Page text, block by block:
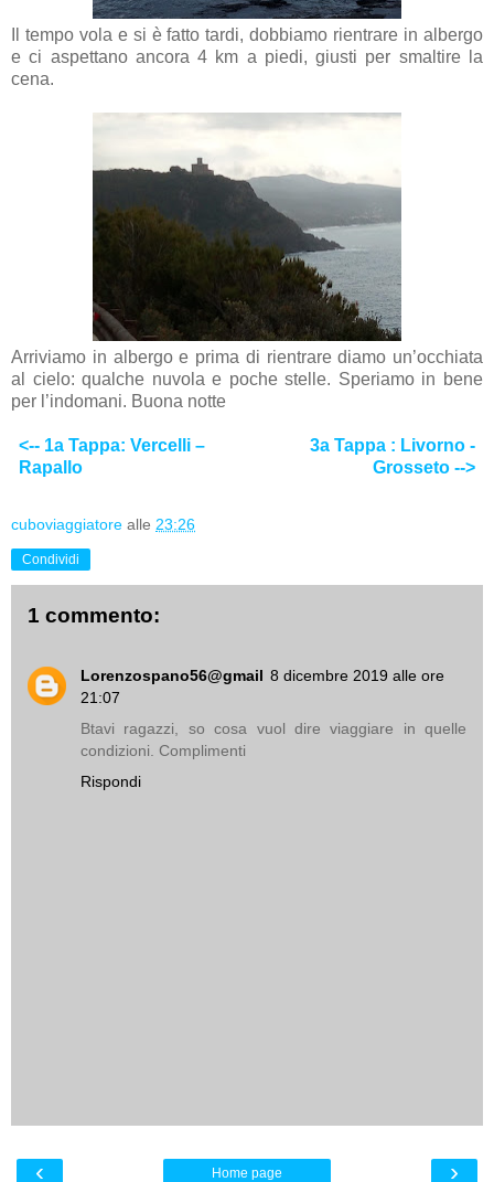
Il tempo vola e si è fatto tardi, dobbiamo rientrare in albergo
e ci aspettano ancora 4 km a piedi, giusti per smaltire la
cena.
Arriviamo in albergo e prima di rientrare diamo un’occhiata
al cielo: qualche nuvola e poche stelle. Speriamo in bene
per l’indomani. Buona notte
<-- 1a Tappa: Vercelli –
Rapallo
3a Tappa : Livorno -
Grosseto -->
cuboviaggiatore alle 23:26
Condividi
1 commento:
Lorenzospano56@gmail 8 dicembre 2019 alle ore
21:07
Btavi ragazzi, so cosa vuol dire viaggiare in quelle
condizioni. Complimenti
Rispondi
‹ ›
Home page